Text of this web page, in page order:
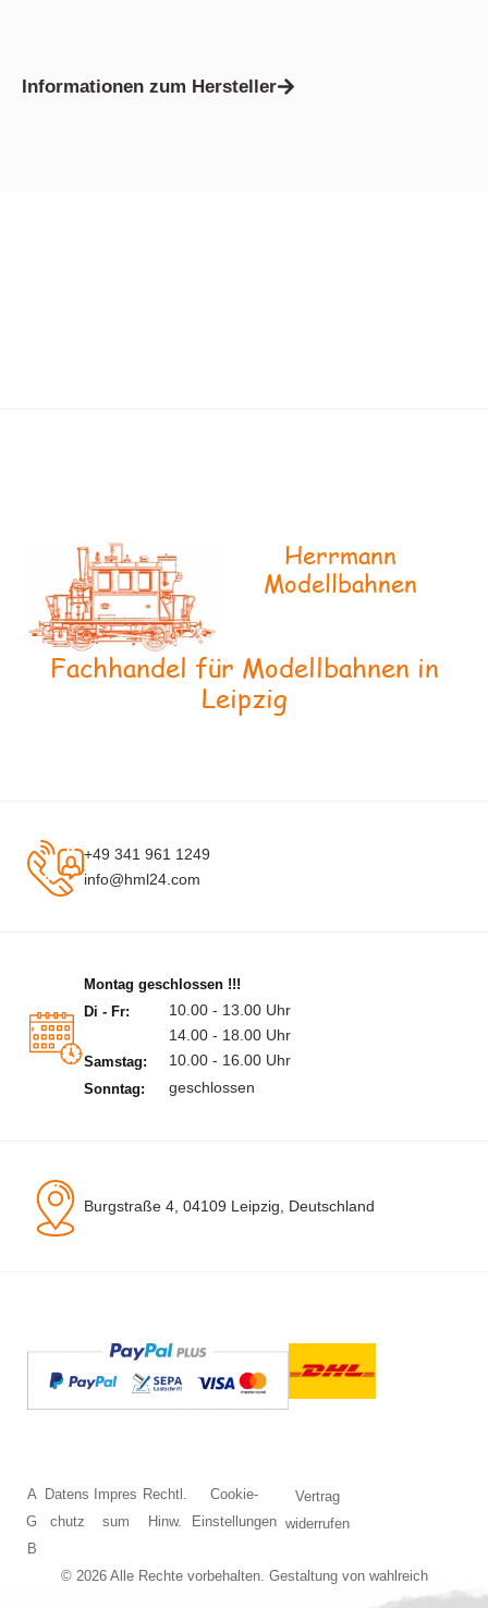
Informationen zum Hersteller
Herrmann
Modellbahnen
Fachhandel für Modellbahnen in
Leipzig
+49 341 961 1249
info@hml24.com
Montag geschlossen !!!
Di - Fr:
10.00 - 13.00 Uhr
14.00 - 18.00 Uhr
Samstag: 10.00 - 16.00 Uhr
Sonntag: geschlossen
Burgstraße 4, 04109 Leipzig, Deutschland
© 2026 Alle Rechte vorbehalten. Gestaltung von wahlreich
A
G
B
Datens
chutz
Impres
sum
Rechtl.
Hinw.
Cookie-
Einstellungen
Vertrag
widerrufen